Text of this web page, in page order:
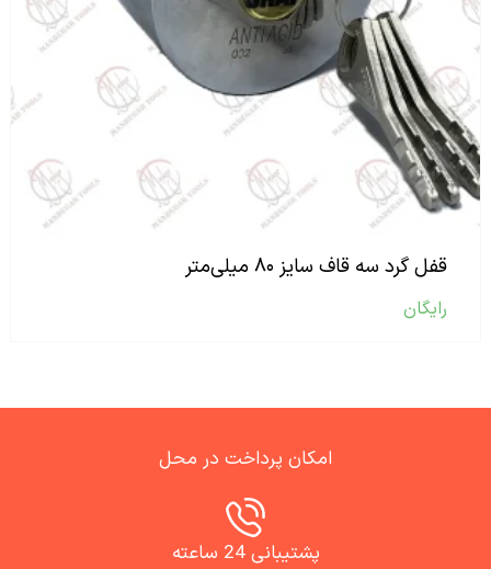
قفل گرد سه قاف سایز ۸۰ میلی‌متر
رایگان
امکان پرداخت در محل
پشتیبانی 24 ساعته